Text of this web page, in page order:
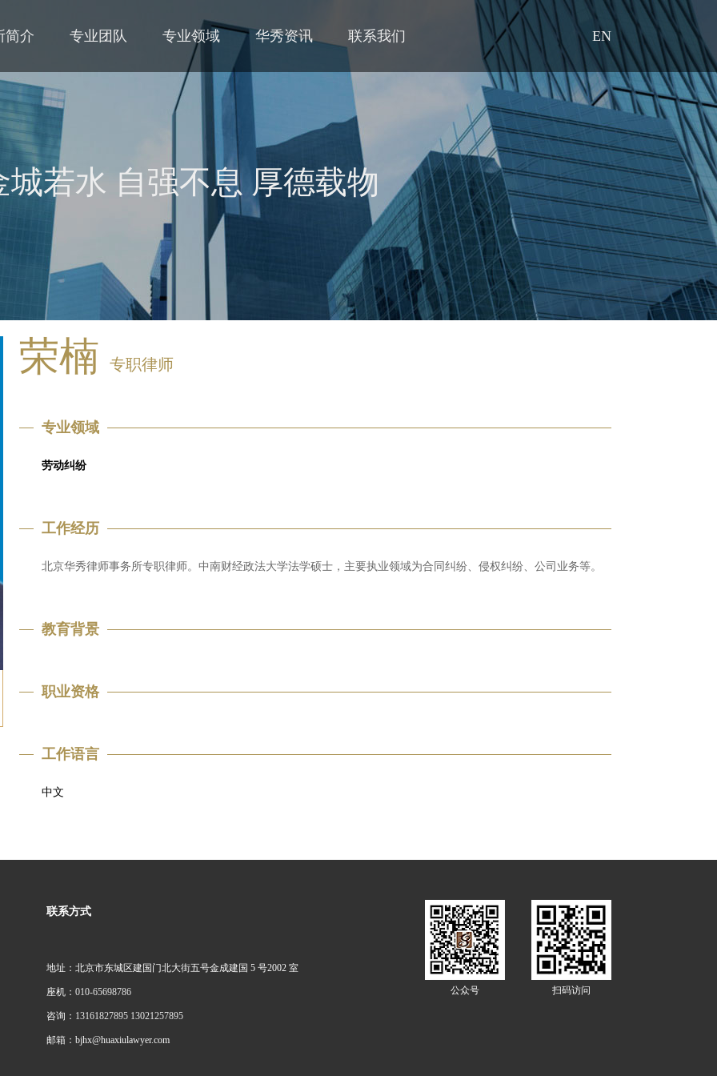
简介 专业团队 专业领域 华秀资讯 联系我们 EN
城若水 自强不息 厚德载物
荣楠 专职律师
专业领域
劳动纠纷
工作经历
北京华秀律师事务所专职律师。中南财经政法大学法学硕士， 主要执业领域为合同纠纷、侵权纠纷、公司业务等。
教育背景
职业资格
工作语言
中文
联系方式
地址：北京市东城区建国门北大街五号金成建国 5 号2002 室
座机： 010-65698786
咨询： 13161827895 13021257895
邮箱：bjhx@huaxiulawyer.com
公众号 扫码访问